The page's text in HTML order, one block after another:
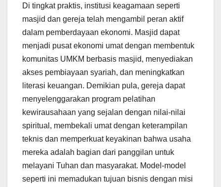
Di tingkat praktis, institusi keagamaan seperti
masjid dan gereja telah mengambil peran aktif
dalam pemberdayaan ekonomi. Masjid dapat
menjadi pusat ekonomi umat dengan membentuk
komunitas UMKM berbasis masjid, menyediakan
akses pembiayaan syariah, dan meningkatkan
literasi keuangan. Demikian pula, gereja dapat
menyelenggarakan program pelatihan
kewirausahaan yang sejalan dengan nilai-nilai
spiritual, membekali umat dengan keterampilan
teknis dan memperkuat keyakinan bahwa usaha
mereka adalah bagian dari panggilan untuk
melayani Tuhan dan masyarakat. Model-model
seperti ini memadukan tujuan bisnis dengan misi